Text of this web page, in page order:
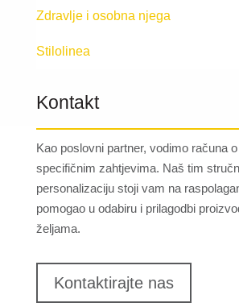
Zdravlje i osobna njega
Stilolinea
Kontakt
Kao poslovni partner, vodimo računa
specifičnim zahtjevima. Naš tim
personalizaciju stoji vam na
pomogao u odabiru i prilagodbi
željama.
Kontaktirajte nas